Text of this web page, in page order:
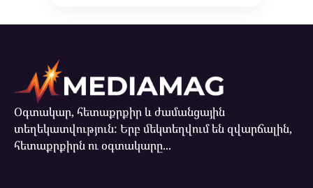
Օգտակար, հետաքրքիր և ժամանցային
տեղեկատվություն: Երբ մեկտեղվում են զվարճալին,
հետաքրքիրն ու օգտակարը...